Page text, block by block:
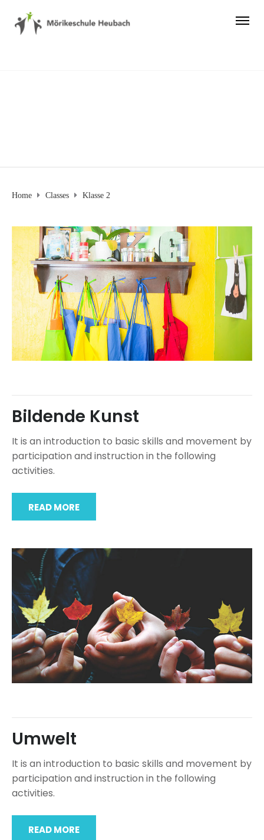
Home Classes Klasse 2
Bildende Kunst
It is an introduction to basic skills and movement by
participation and instruction in the following
activities.
READ MORE
Umwelt
It is an introduction to basic skills and movement by
participation and instruction in the following
activities.
READ MORE